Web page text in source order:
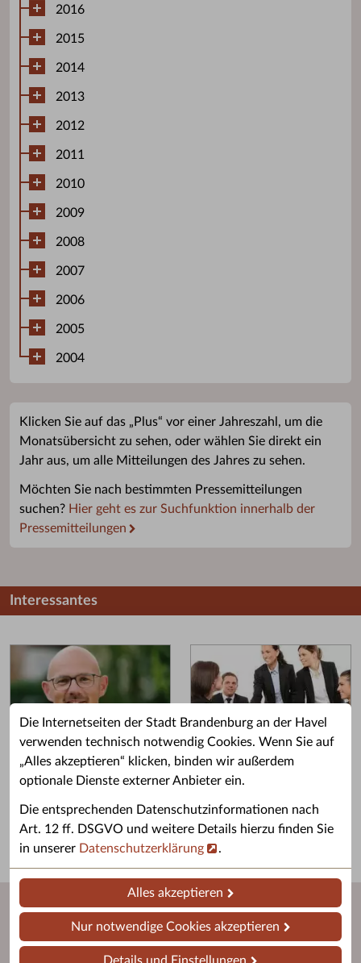
Die Internetseiten der Stadt Brandenburg an der Havel
verwenden technisch notwendig Cookies. Wenn Sie auf
„Alles akzeptieren“ klicken, binden wir außerdem
optionale Dienste externer Anbieter ein.
Die entsprechenden Datenschutzinformationen nach
Art. 12 ff. DSGVO und weitere Details hierzu finden Sie
in unserer Datenschutzerklärung .
Alles akzeptieren
Nur notwendige Cookies akzeptieren
2016
2015
2014
2013
2012
2011
2010
2009
2008
2007
2006
2005
2004
Klicken Sie auf das „Plus“ vor einer Jahreszahl, um die
Monatsübersicht zu sehen, oder wählen Sie direkt ein
Jahr aus, um alle Mitteilungen des Jahres zu sehen.
Möchten Sie nach bestimmten Pressemitteilungen
suchen? Hier geht es zur Suchfunktion innerhalb der
Pressemitteilungen
Interessantes
Grußwort des OB